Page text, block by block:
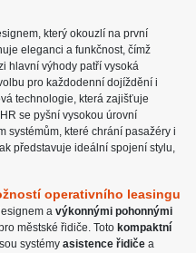
který okouzlí na první
eleganci a funkčnost, čímž
hlavní výhody patří vysoká
pro každodenní dojíždění i
technologie, která zajišťuje
se pyšní vysokou úrovní
systémům, které chrání pasažéry i
představuje ideální spojení stylu,
operativního leasingu
a výkonnými pohonnými
městské řidiče. Toto kompaktní
systémy asistence řidiče a